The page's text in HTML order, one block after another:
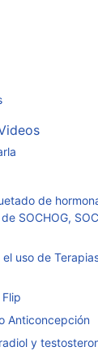
de
SOCHOG,
uso de
Anticoncepción
y